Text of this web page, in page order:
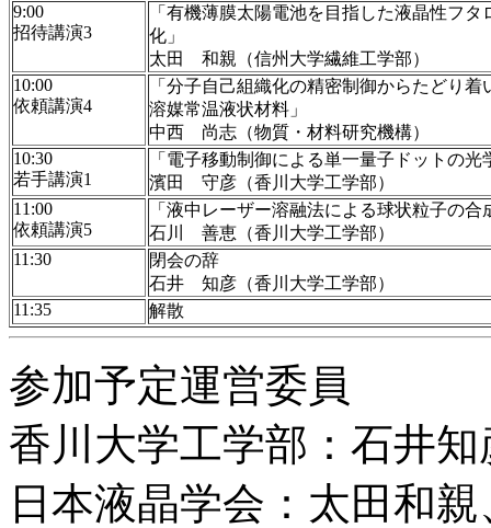
9:00
招待講演3
「有機薄膜太陽電池を目指した液晶性フ
化」
太田 和親（信州大学繊維工学部）
10:00
依頼講演4
「分子自己組織化の精密制御からたどり
溶媒常温液状材料」
中西 尚志（物質・材料研究機構）
10:30
若手講演1
「電子移動制御による単一量子ドットの光
濱田 守彦（香川大学工学部）
11:00
依頼講演5
「液中レーザー溶融法による球状粒子の合
石川 善恵（香川大学工学部）
11:30
閉会の辞
石井 知彦（香川大学工学部）
11:35
解散
参加予定運営委員
香川大学工学部：石井
日本液晶学会：太田和